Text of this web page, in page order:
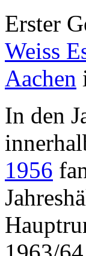
Erster
Weiss
Aachen
In den
1956